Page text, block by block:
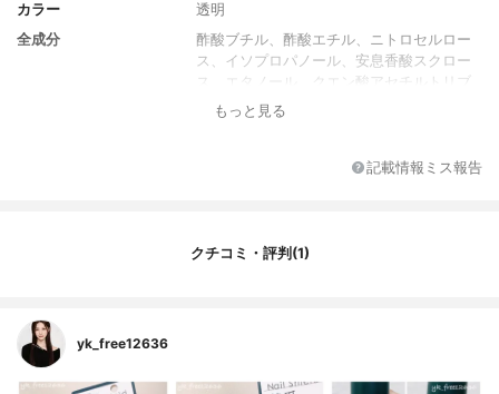
カラー
透明
全成分
酢酸ブチル、酢酸エチル、ニトロセルロー
ス、イソプロパノール、安息香酸スクロー
ス、エタノール、クエン酸アセチルトリブ
チル、アルキッド-2、オキシベンソン-3、
(羊毛)、(クルイベロミセス／乳酸桿菌／乳
ス、加水分解コラーゲン、スギナエキス、
もっと見る
記載情報ミス報告
クチコミ・評判(1)
yk_free12636